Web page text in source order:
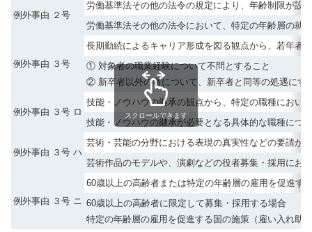
例外事由 ２号
労働基準法その他の法令の規定により、年齢制限が設
労働基準法その他の法令において、特定の年齢層の就
例外事由 ３号
長期勤続によるキャリア形成を図る観点から、若年者
① 対象者の職業経験について不問とすること
② 新卒者以外の者について、新卒者と同等の処遇にす
例外事由 ３号 ロ
技能・ノウハウの継承の観点から、特定の職種におい
技能・ノウハウの継承が必要となる具体的な職種につ
例外事由 ３号 ハ
芸術・芸能の分野における表現の真実性などの要請が
芸術作品のモデルや、演劇などの役者募集・採用にお
例外事由 ３号 ニ
60歳以上の高齢者または特定の年齢層の雇用を促進す
60歳以上の高齢者に限定して募集・採用する場合
特定の年齢層の雇用を促進する国の施策（雇い入れ助
スクロールできます